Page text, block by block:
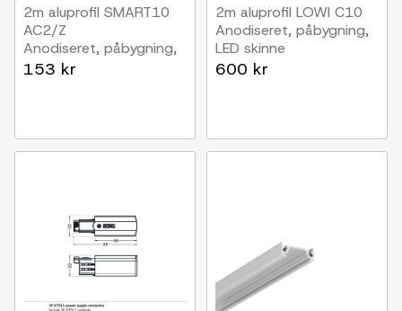
2m aluprofil SMART10
AC2/Z
Anodiseret, påbygning,
LED skinne
153 kr
2m aluprofil LOWI C10
Anodiseret, påbygning,
LED skinne
600 kr